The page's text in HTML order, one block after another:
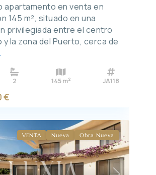
apartamento en venta en
145 m², situado en una
privilegiada entre el centro
la zona del Puerto, cerca de
2 145 m2 JA118
€
VENTA Nueva Obra Nueva